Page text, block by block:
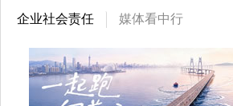
企业社会责任 媒体看中行